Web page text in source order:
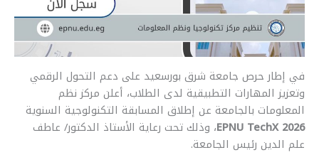
في إطار حرص جامعة شرق بورسعيد على دعم التحول الرقمي
وتعزيز المهارات التطبيقية لدى الطلاب، أعلن مركز نظم
المعلومات بالجامعة عن إطلاق المسابقة التكنولوجية السنوية
EPNU TechX 2026، وذلك تحت رعاية الأستاذ الدكتور/ عاطف
علم الدين رئيس الجامعة.